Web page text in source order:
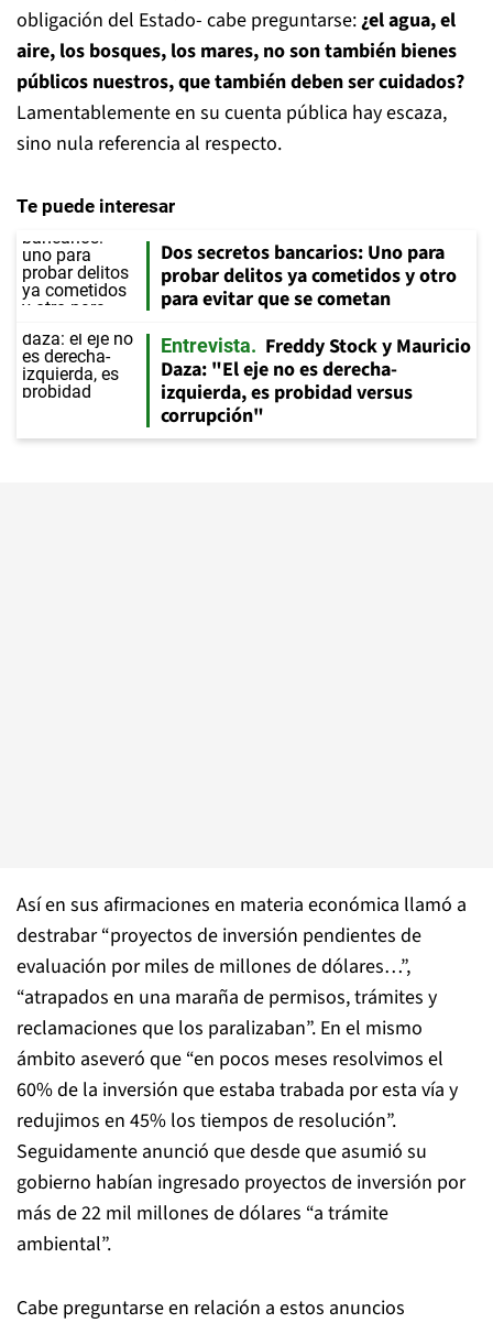
obligación del Estado- cabe preguntarse:¿el agua, el
aire, los bosques, los mares, no son también bienes
públicos nuestros, que también deben ser cuidados?
Lamentablemente en su cuenta pública hay escaza,
sino nula referencia al respecto.
Te puede interesar
Dos secretos bancarios: Uno para
probar delitos ya cometidos y otro
para evitar que se cometan
Entrevista
Freddy Stock y Mauricio
Daza: "El eje no es derecha-
izquierda, es probidad versus
corrupción"
Así en sus afirmaciones en materia económica llamó a
destrabar “proyectos de inversión pendientes de
evaluación por miles de millones de dólares…”,
“atrapados en una maraña de permisos, trámites y
reclamaciones que los paralizaban”. En el mismo
ámbito aseveró que “en pocos meses resolvimos el
60% de la inversión que estaba trabada por esta vía y
redujimos en 45% los tiempos de resolución”.
Seguidamente anunció que desde que asumió su
gobierno habían ingresado proyectos de inversión por
más de 22 mil millones de dólares “a trámite
ambiental”.
Cabe preguntarse en relación a estos anuncios